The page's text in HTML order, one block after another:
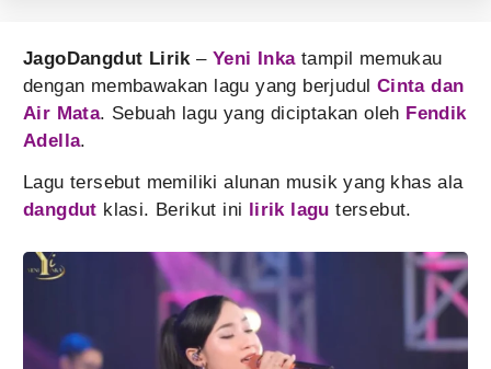
JagoDangdut Lirik–Yeni Inkatampil memukau
dengan membawakan lagu yang berjudul Cinta dan
Air Mata. Sebuah lagu yang diciptakan oleh Fendik
Adella.
Lagu tersebut memiliki alunan musik yang khas ala
dangdut klasi. Berikut ini lirik lagu tersebut.